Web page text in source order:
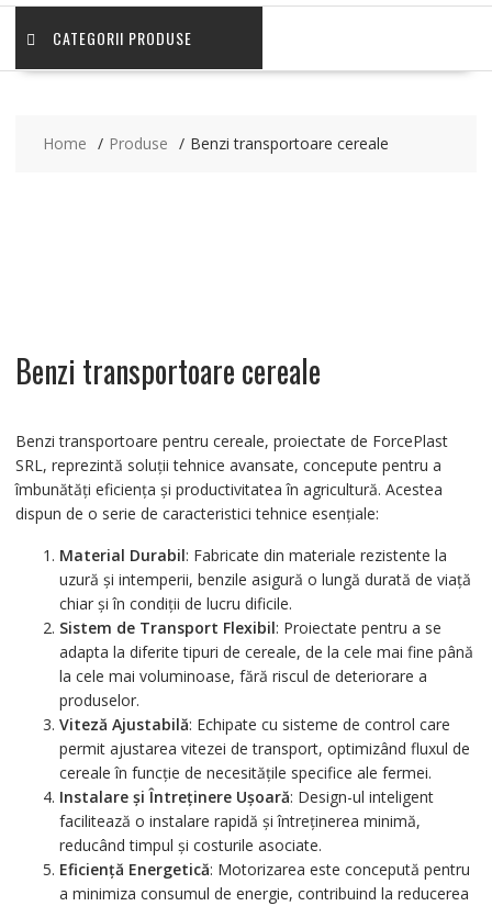
CATEGORII PRODUSE
Home Produse Benzi transportoare cereale
Benzi transportoare cereale
Benzi transportoare pentru cereale, proiectate de ForcePlast
SRL, reprezintă soluții tehnice avansate, concepute pentru a
îmbunătăți eficiența și productivitatea în agricultură. Acestea
dispun de o serie de caracteristici tehnice esențiale:
Material Durabil: Fabricate din materiale rezistente la
uzură și intemperii, benzile asigură o lungă durată de viață
chiar și în condiții de lucru dificile.
Sistem de Transport Flexibil: Proiectate pentru a se
adapta la diferite tipuri de cereale, de la cele mai fine până
la cele mai voluminoase, fără riscul de deteriorare a
produselor.
Viteză Ajustabilă: Echipate cu sisteme de control care
permit ajustarea vitezei de transport, optimizând fluxul de
cereale în funcție de necesitățile specifice ale fermei.
Instalare și Întreținere Ușoară: Design-ul inteligent
facilitează o instalare rapidă și întreținerea minimă,
reducând timpul și costurile asociate.
Eficiență Energetică: Motorizarea este concepută pentru
a minimiza consumul de energie, contribuind la reducerea